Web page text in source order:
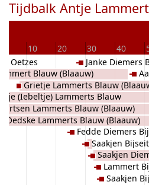
Tijdbalk Antje
10 20 30 40
Oetzes
Blauw (Blaauw)
(Iebeltje) Lammerts Blauw
Lammerts Blauw (Blaauw)
Oedske Lammerts Blauw (Blaauw)
Grietje Lammerts Blauw
Fedde Diemers
Janke Diemers
Saakjen Bijseit
Saakjen
Lammert
Saakjen